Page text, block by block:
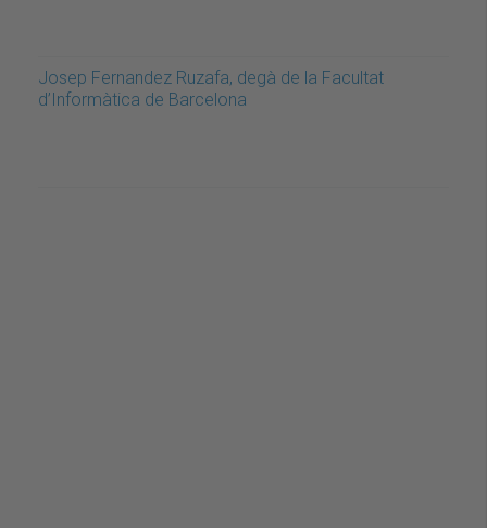
Josep Fernandez Ruzafa, degà de la Facultat
d’Informàtica de Barcelona